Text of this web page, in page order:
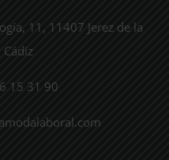
11, 11407 Jerez de la
15 31 90